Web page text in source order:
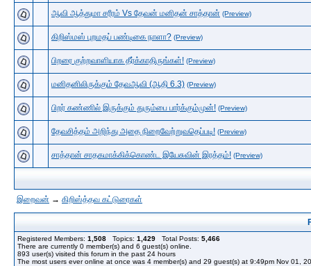
ஆவி ஆத்துமா சரீரம் Vs தேவன் மனிதன் சாத்தான் (Preview)
கிறிஸ்மஸ் புறமதப் பண்டிகை நாளா? (Preview)
பிறரை குற்றவாளியாக தீர்க்காதிருங்கள்! (Preview)
மனிதனிலிருக்கும் தேவஆவி (ஆதி 6.3) (Preview)
பிறர் கண்ணில் இருக்கும் துரும்பை பார்க்கும்முன்! (Preview)
தேவசித்தம் அறிந்து அதை நிறைவேற்றுவதெப்படி! (Preview)
சாத்தான் சாதகமாக்கிக்கொண்ட இயேசுவின் இரத்தம்! (Preview)
இறைவன் → கிறிஸ்த்தவ கட்டுரைகள்
Registered Members: 1,508 Topics: 1,429 Total Posts: 5,466
There are currently 0 member(s) and 6 guest(s) online
893 user(s) visited this forum in the past 24 hours
The most users ever online at once was 4 member(s) and 29 guest(s) at 9:49pm Nov 01,